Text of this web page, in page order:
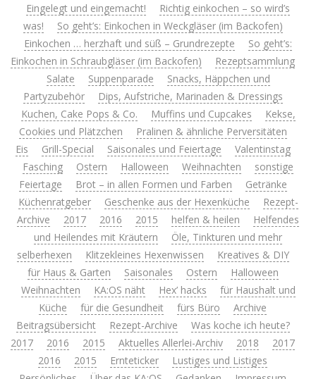
Eingelegt und eingemacht!
Richtig einkochen – so wird’s
was!
So geht’s: Einkochen in Weckgläser (im Backofen)
Einkochen … herzhaft und süß – Grundrezepte
So geht’s:
Einkochen in Schraubgläser (im Backofen)
Rezeptsammlung
Salate
Suppenparade
Snacks, Häppchen und
Partyzubehör
Dips, Aufstriche, Marinaden & Dressings
Kuchen, Cake Pops & Co.
Muffins und Cupcakes
Kekse,
Cookies und Plätzchen
Pralinen & ähnliche Perversitäten
Eis
Grill-Special Saisonales und Feiertage
Valentinstag
Fasching
Ostern Halloween Weihnachten
sonstige
Feiertage
Brot – in allen Formen und Farben
Getränke
Küchenratgeber
Geschenke aus der Hexenküche
Rezept-
Archive
2017 2016 2015 helfen & heilen
Helfendes
und Heilendes mit Kräutern
Öle, Tinkturen und mehr
selberhexen
Klitzekleines Hexenwissen
Kreatives & DIY
für Haus & Garten
Saisonales Ostern
Halloween
Weihnachten
KA:OS näht Hex’ hacks
für Haushalt und
Küche
für die Gesundheit fürs Büro
Archive
Beitragsübersicht
Rezept-Archive
Was koche ich heute?
2017
2016 2015 Aktuelles Allerlei-Archiv 2018
2017
2016
2015 Ernteticker
Lustiges und Listiges